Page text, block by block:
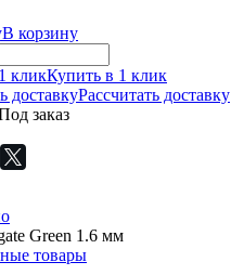
В корзину
Купить в 1 клик
Рассчитать доставку
заказ
Green 1.6 мм
товары